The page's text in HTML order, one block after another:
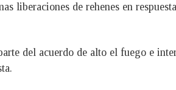
liberaciones de rehenes en
del acuerdo de alto el fuego e